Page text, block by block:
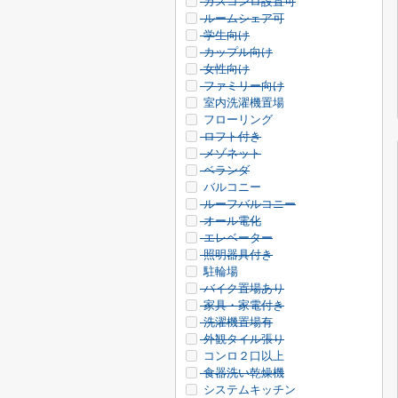
ルームシェア可
学生向け
カップル向け
女性向け
ファミリー向け
室内洗濯機置場
フローリング
ロフト付き
メゾネット
ベランダ
バルコニー
ルーフバルコニー
オール電化
エレベーター
照明器具付き
駐輪場
バイク置場あり
家具・家電付き
洗濯機置場有
外観タイル張り
コンロ２口以上
食器洗い乾燥機
システムキッチン